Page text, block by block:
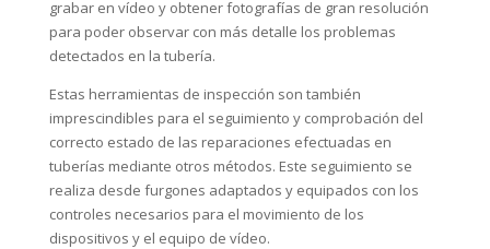
grabar en vídeo y obtener fotografías de gran resolución
para poder observar con más detalle los problemas
detectados en la tubería.
Estas herramientas de inspección son también
imprescindibles para el seguimiento y comprobación del
correcto estado de las reparaciones efectuadas en
tuberías mediante otros métodos. Este seguimiento se
realiza desde furgones adaptados y equipados con los
controles necesarios para el movimiento de los
dispositivos y el equipo de vídeo.